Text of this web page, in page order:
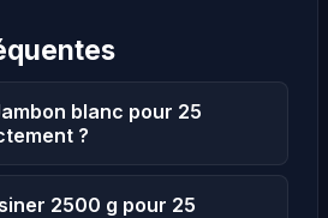
blanc pour 25
?
2500 g pour 25